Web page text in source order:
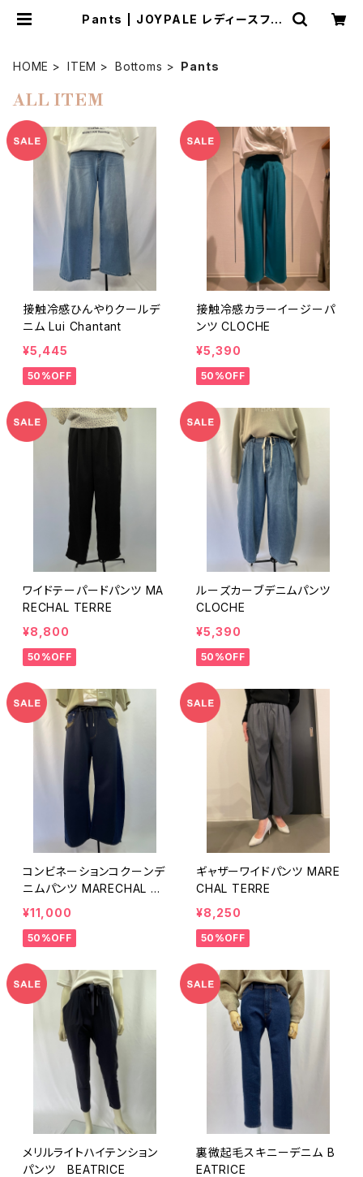
Pants | JOYPALE レディースファ
HOME ITEM Bottoms Pants
ALL ITEM
接触冷感ひんやりクールデ
ニム Lui Chantant
¥5,445
50%OFF
接触冷感カラーイージーパ
ンツ CLOCHE
¥5,390
50%OFF
ワイドテーパードパンツ MA
RECHAL TERRE
¥8,800
50%OFF
ルーズカーブデニムパンツ
CLOCHE
¥5,390
50%OFF
コンビネーションコクーンデ
ニムパンツ MARECHAL TE
RRE
¥11,000
50%OFF
ギャザーワイドパンツ MARE
CHAL TERRE
¥8,250
50%OFF
メリルライトハイテンション
パンツ BEATRICE
裏微起毛スキニーデニム B
EATRICE